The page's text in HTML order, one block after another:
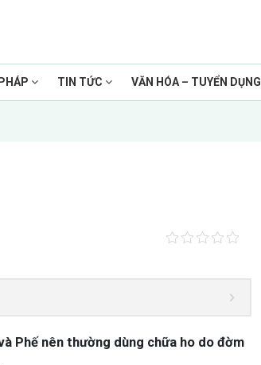
TIN TỨC VĂN HÓA – TUYỂN DỤNG
Phế nên thường dùng chữa ho do đờm